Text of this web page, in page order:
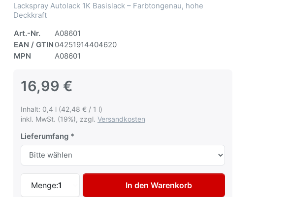
Lackspray Autolack 1K Basislack – Farbtongenau, hohe
Deckkraft
Art.-Nr.
A08601
EAN / GTIN 04251914404620
MPN
A08601
16,99 €
Inhalt: 0,4 l (42,48 € / 1 l)
inkl. MwSt. (19%), zzgl. Versandkosten
Lieferumfang
Menge:1
Autolack Spraydose für Honda NH61 Shetlandwhite
In den Warenkorb